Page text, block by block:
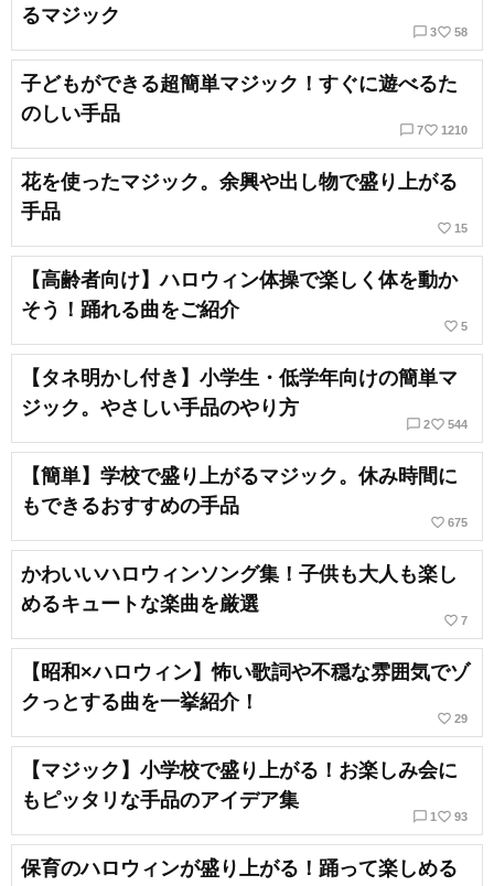
るマジック
chat_bubble_outline 3favorite_border 58
子どもができる超簡単マジック！すぐに遊べるた
のしい手品
chat_bubble_outline 7favorite_border 1210
花を使ったマジック。余興や出し物で盛り上がる
手品
favorite_border 15
【高齢者向け】ハロウィン体操で楽しく体を動か
そう！踊れる曲をご紹介
favorite_border 5
【タネ明かし付き】小学生・低学年向けの簡単マ
ジック。やさしい手品のやり方
chat_bubble_outline 2favorite_border 544
【簡単】学校で盛り上がるマジック。休み時間に
もできるおすすめの手品
favorite_border 675
かわいいハロウィンソング集！子供も大人も楽し
めるキュートな楽曲を厳選
favorite_border 7
【昭和×ハロウィン】怖い歌詞や不穏な雰囲気でゾ
クっとする曲を一挙紹介！
favorite_border 29
【マジック】小学校で盛り上がる！お楽しみ会に
もピッタリな手品のアイデア集
chat_bubble_outline 1 favorite_border 93
保育のハロウィンが盛り上がる！踊って楽しめる